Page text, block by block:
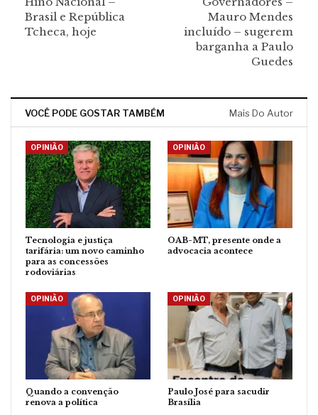
Brasil e República
Tcheca, hoje
Mauro Mendes
incluído – sugerem
barganha a Paulo
Guedes
VOCÊ PODE GOSTAR TAMBÉM Mais Do Autor
OPINIÃO
Tecnologia e justiça
tarifária: um novo caminho
para as concessões
rodoviárias
OPINIÃO
OAB-MT, presente onde a
advocacia acontece
OPINIÃO
Quando a convenção
renova a política
OPINIÃO
Paulo José para sacudir
Brasília